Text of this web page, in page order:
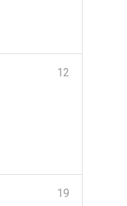
12
19